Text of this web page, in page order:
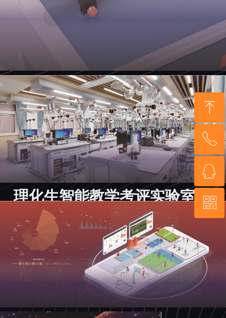
理化生智能教学考评实验室
>了解更多
ꁸ
回到顶部
ꂅ
+86-15800775578
ꁗ
QQ客服
ꀥ